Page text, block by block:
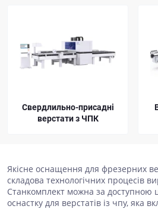
Верстати для обробки
дверних полотен
Якісне оснащення для фрезерних
складова технологічних процесів
Станкомплект можна за доступною
оснастку для верстатів із чпу, яка